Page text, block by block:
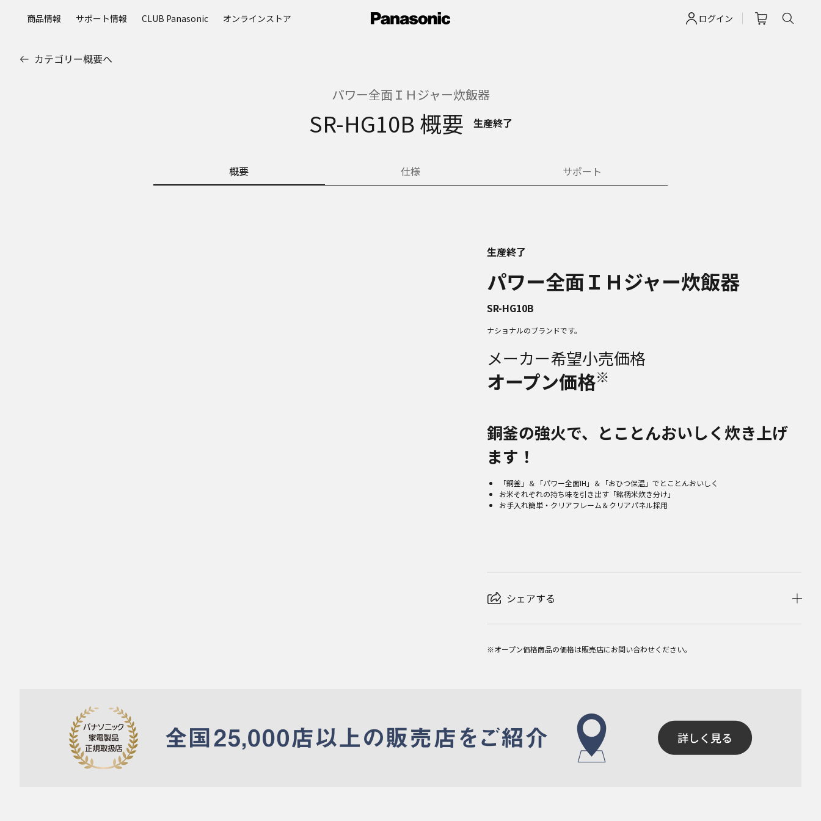
ログイン
商品情報 サポート情報 CLUB Panasonic オンラインストア
カテゴリー概要へ
パワー全面ＩＨジャー炊飯器
SR-HG10B 概要 生産終了
概要 仕様 サポート
生産終了
パワー全面ＩＨジャー炊飯器
SR-HG10B
ナショナルのブランドです。
メーカー希望小売価格
オープン価格※
銅釜の強火で、とことんおいしく炊き上げ
ます！
「銅釜」＆「パワー全面IH」＆「おひつ保温」でとことんおいしく
お米それぞれの持ち味を引き出す「銘柄米炊き分け」
お手入れ簡単・クリアフレーム＆クリアパネル採用
シェアする
※オープン価格商品の価格は販売店にお問い合わせください。